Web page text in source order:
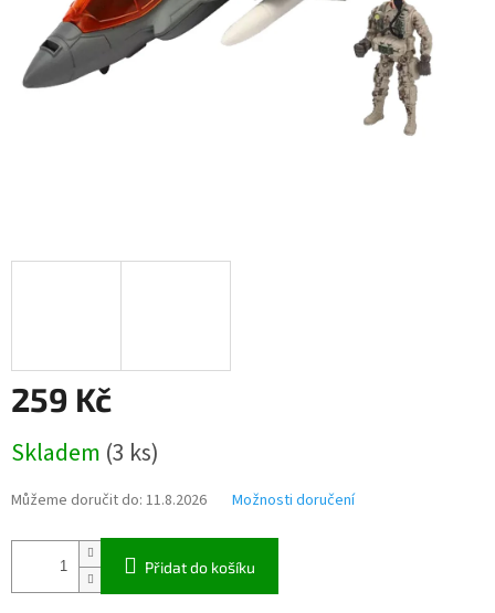
259 Kč
cena:
Skladem (3 ks)
Můžeme doručit do: 11.8.2026 Možnosti doručení
Přidat do košíku